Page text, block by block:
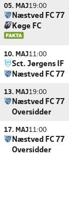
05. MAJ19:00
Næstved FC 77
Køge FC
10. MAJ11:00
Sct. Jørgens IF
Næstved FC 77
13. MAJ19:00
Næstved FC 77
Oversidder
17. MAJ11:00
Næstved FC 77
Oversidder